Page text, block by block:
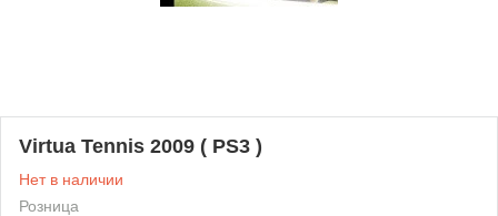
Virtua Tennis 2009 ( PS3 )
Нет в наличии
Розница